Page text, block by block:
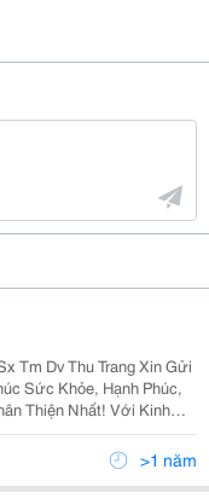
Tm Dv Thu Trang Xin Gửi
Sức Khỏe, Hạnh Phúc,
Nhất! Với Kinh
Ngành May.chúng Tôi
Với Mức Giá Cạnh>1 năm